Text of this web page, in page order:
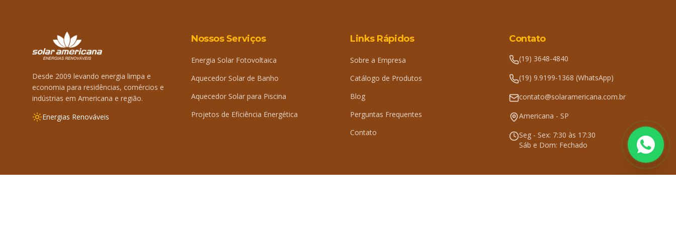
Desde 2009 levando energia limpa e
economia para residências, comércios e
indústrias em Americana e região.
Energias Renováveis
Nossos Serviços
Energia Solar Fotovoltaica
Aquecedor Solar de Banho
Aquecedor Solar para Piscina
Projetos de Eficiência Energética
Links Rápidos
Sobre a Empresa
Catálogo de Produtos
Blog
Perguntas Frequentes
Contato
Contato
(19) 3648-4840
(19) 9.9199-1368 (WhatsApp)
contato@solaramericana.com.br
Americana - SP
Seg - Sex: 7:30 às 17:30
Sáb e Dom: Fechado